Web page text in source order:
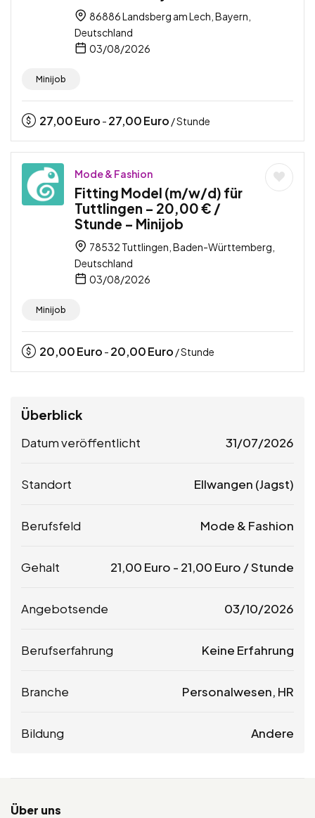
86886 Landsberg am Lech, Bayern,
Deutschland
03/08/2026
Minijob
27,00Euro - 27,00Euro / Stunde
Mode & Fashion
Fitting Model (m/w/d) für
Tuttlingen – 20,00 € /
Stunde – Minijob
78532 Tuttlingen, Baden-Württemberg,
Deutschland
03/08/2026
Minijob
20,00Euro - 20,00Euro / Stunde
Überblick
Datum veröffentlicht 31/07/2026
Standort Ellwangen (Jagst)
Berufsfeld Mode & Fashion
Gehalt 21,00 Euro - 21,00 Euro / Stunde
Angebotsende 03/10/2026
Berufserfahrung Keine Erfahrung
Branche Personalwesen, HR
Bildung Andere
Über uns